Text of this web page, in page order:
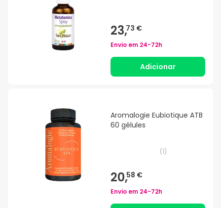
23,73 €
Envio em 24-72h
Adicionar
Aromalogie Eubiotique ATB
60 gélules
(1)
20,58 €
Envio em 24-72h